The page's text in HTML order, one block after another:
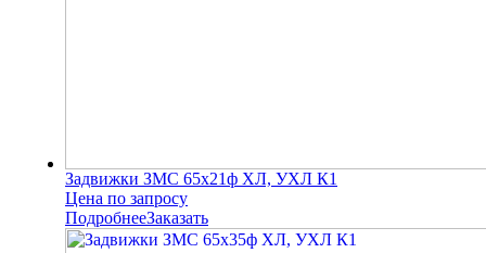
Задвижки ЗМС 65х21ф ХЛ, УХЛ К1
Цена по запросу
ПодробнееЗаказать